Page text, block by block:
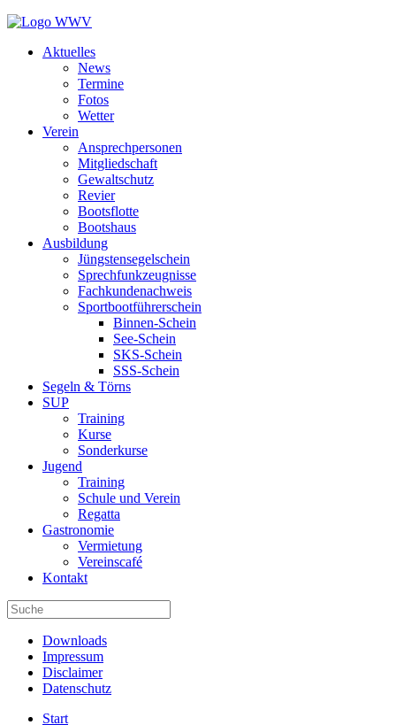
Aktuelles
News
Termine
Fotos
Wetter
Verein
Ansprechpersonen
Mitgliedschaft
Gewaltschutz
Revier
Bootsflotte
Bootshaus
Ausbildung
Jüngstensegelschein
Sprechfunkzeugnisse
Fachkundenachweis
Sportbootführerschein
Binnen-Schein
See-Schein
SKS-Schein
SSS-Schein
Segeln & Törns
SUP
Training
Kurse
Sonderkurse
Jugend
Training
Schule und Verein
Regatta
Gastronomie
Vermietung
Vereinscafé
Kontakt
Downloads
Impressum
Disclaimer
Datenschutz
Start